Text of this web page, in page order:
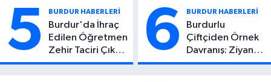
5 BURDUR HABERLERİ
Burdur'da İhraç
Edilen Öğretmen
Zehir Taciri Çıktı:
Binlerce
6 BURDUR HABERLERİ
Burdurlu
Çiftçiden Örnek
Davranış: Ziyan
Olmasın Diye